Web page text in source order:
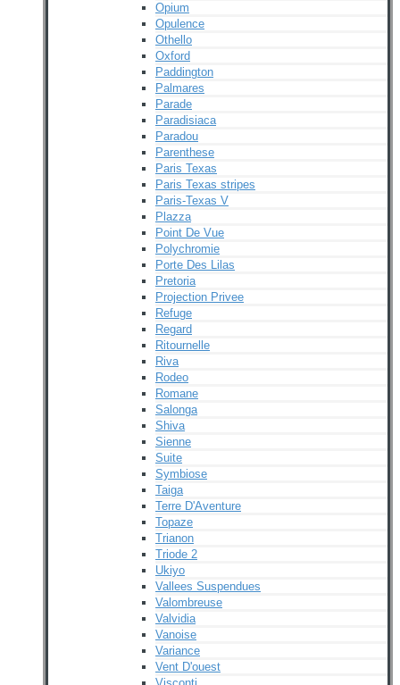
Opium
Opulence
Othello
Oxford
Paddington
Palmares
Parade
Paradisiaca
Paradou
Parenthese
Paris Texas
Paris Texas stripes
Paris-Texas V
Plazza
Point De Vue
Polychromie
Porte Des Lilas
Pretoria
Projection Privee
Refuge
Regard
Ritournelle
Riva
Rodeo
Romane
Salonga
Shiva
Sienne
Suite
Symbiose
Taiga
Terre D'Aventure
Topaze
Trianon
Triode 2
Ukiyo
Vallees Suspendues
Valombreuse
Valvidia
Vanoise
Variance
Vent D'ouest